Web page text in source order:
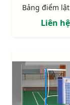
Bảng điểm
Liên hệ